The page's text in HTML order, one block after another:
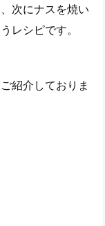
次にナスを焼い
レシピです。
紹介しておりま